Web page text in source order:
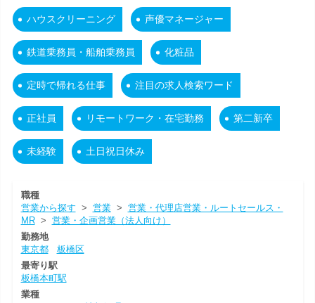
ハウスクリーニング 声優マネージャー
鉄道乗務員・船舶乗務員 化粧品
定時で帰れる仕事 注目の求人検索ワード
正社員 リモートワーク・在宅勤務 第二新卒
未経験 土日祝日休み
職種
営業から探す > 営業> 営業・代理店営業・ルートセールス・
MR> 営業・企画営業（法人向け）
勤務地
東京都
板橋区
最寄り駅
板橋本町駅
業種